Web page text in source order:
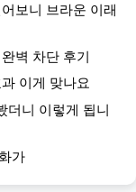
보니 브라운 이래
벽 차단 후기
이게 맞나요
더니 이렇게 됩니
가